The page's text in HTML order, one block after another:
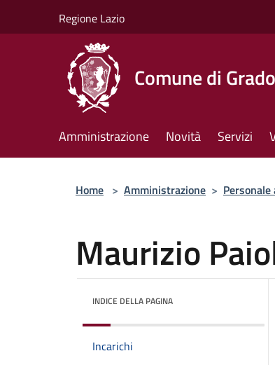
Regione Lazio
Comune di
Amministrazione Novità Servizi
Home > Amministrazione >
Maurizio
INDICE DELLA PAGINA
Incarichi